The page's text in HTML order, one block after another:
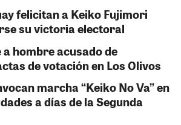
felicitan a Keiko Fujimori
su victoria electoral
a hombre acusado de
de votación en Los Olivos
marcha “Keiko No Va” en
a días de la Segunda